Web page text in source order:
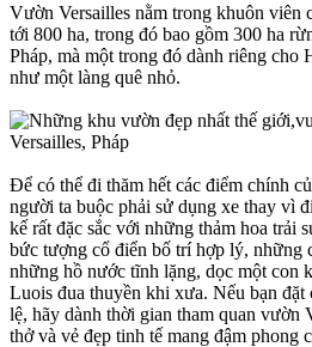
Vườn Versailles nằm trong khuôn viên
tới 800 ha, trong đó bao gồm 300 ha
Pháp, mà một trong đó dành riêng cho
như một làng quê nhỏ.
Để có thể đi thăm hết các điểm chính
người ta buộc phải sử dụng xe thay vì
kế rất đặc sắc với những thảm hoa trải
bức tượng cổ điển bố trí hợp lý, những
những hồ nước tĩnh lặng, dọc một con
Luois đua thuyền khi xưa. Nếu bạn đặt
lệ, hãy dành thời gian tham quan vườn
thở và vẻ đẹp tinh tế mang đậm phong